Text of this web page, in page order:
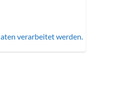
verarbeitet werden.